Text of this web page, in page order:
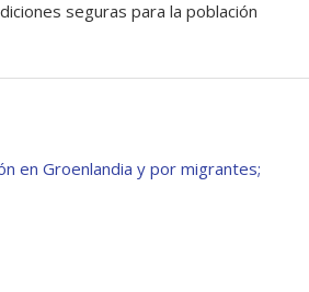
seguras para la población
en Groenlandia y por migrantes;